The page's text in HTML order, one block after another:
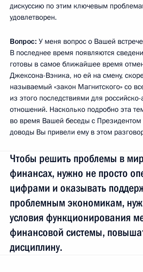
дискуссию по этим ключевым
удовлетворен.
Вопрос: У меня вопрос о Вашей
В последнее время появляются
готовы в самое ближайшее время
Джексона-Вэника, но ей на смену,
называемый «закон Магнитского» со
из этого последствиями для
отношений. Насколько подробно эта
во время Вашей беседы с
доводы Вы привели ему в этом
Чтобы решить проблемы в
финансах, нужно не просто
цифрами и оказывать
проблемным экономикам,
условия функционирования
финансовой системы,
дисциплину.